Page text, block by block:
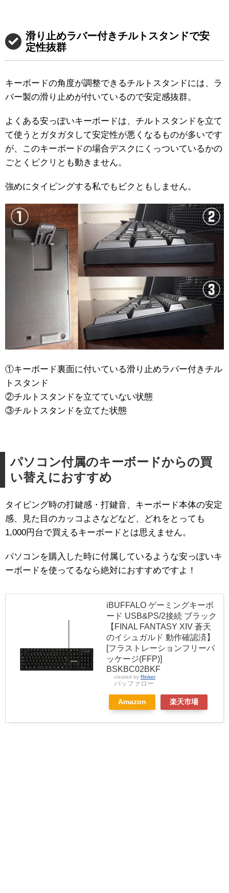
滑り止めラバー付きチルトスタンドで安
定性抜群
キーボードの角度が調整できるチルトスタンドには、ラ
バー製の滑り止めが付いているので安定感抜群。
よくある安っぽいキーボードは、チルトスタンドを立て
て使うとガタガタして安定性が悪くなるものが多いです
が、このキーボードの場合デスクにくっついているかの
ごとくピクリとも動きません。
強めにタイピングする私でもビクともしません。
①キーボード裏面に付いている滑り止めラバー付きチル
トスタンド
②チルトスタンドを立てていない状態
③チルトスタンドを立てた状態
パソコン付属のキーボードからの買
い替えにおすすめ
タイピング時の打鍵感・打鍵音、キーボード本体の安定
感、見た目のカッコよさなどなど、どれをとっても
1,000円台で買えるキーボードとは思えません。
パソコンを購入した時に付属しているような安っぽいキ
ーボードを使ってるなら絶対におすすめですよ！
iBUFFALO ゲーミングキーボ
ード USB&PS/2接続 ブラック
【FINAL FANTASY XIV 蒼天
のイシュガルド 動作確認済】
[フラストレーションフリーパ
ッケージ(FFP)]
BSKBC02BKF
created by Rinker
バッファロー
Amazon 楽天市場